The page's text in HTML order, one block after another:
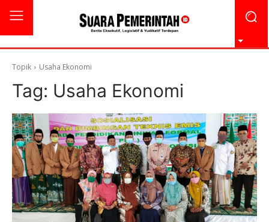
Topik Usaha Ekonomi
Tag: Usaha Ekonomi